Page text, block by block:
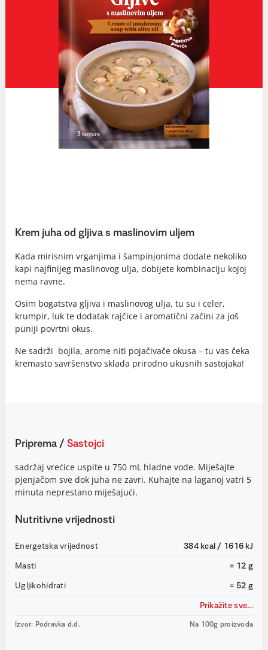
Krem juha od gljiva s maslinovim uljem
Kada mirisnim vrganjima i šampinjonima dodate nekoliko
kapi najfinijeg maslinovog ulja, dobijete kombinaciju kojoj
nema ravne.
Osim bogatstva gljiva i maslinovog ulja, tu su i celer,
krumpir, luk te dodatak rajčice i aromatični začini za još
puniji povrtni okus.
Ne sadrži bojila, arome niti pojačivače okusa – tu vas čeka
kremasto savršenstvo sklada prirodno ukusnih sastojaka!
Priprema / Sastojci
sadržaj vrećice uspite u 750 mL hladne vode. Miješajte
pjenjačom sve dok juha ne zavri. Kuhajte na laganoj vatri 5
minuta neprestano miješajući.
Nutritivne vrijednosti
Energetska vrijednost 384 kcal / 1616 kJ
Masti = 12 g
Ugljikohidrati = 52 g
Prikažite sve...
Izvor: Podravka d.d. Na 100g proizvoda